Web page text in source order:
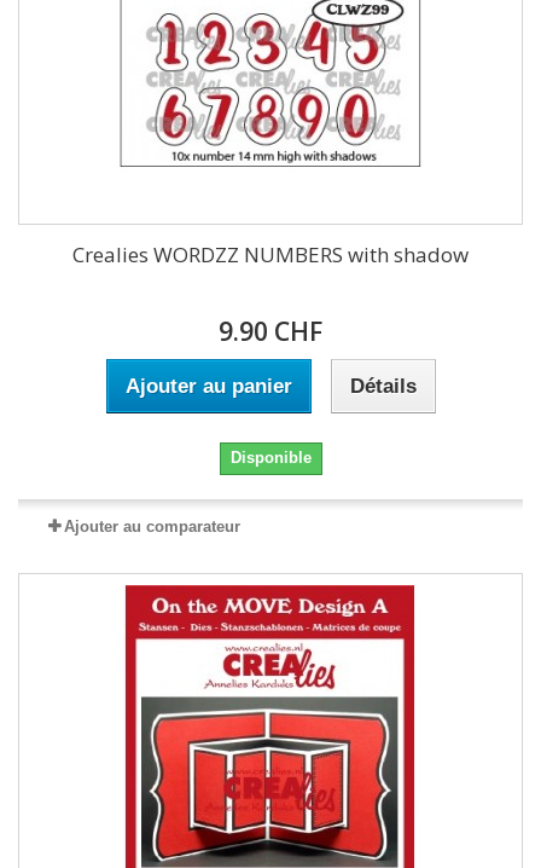
Crealies WORDZZ NUMBERS with shadow
9.90 CHF
Ajouter au panier Détails
Disponible
Ajouter au comparateur